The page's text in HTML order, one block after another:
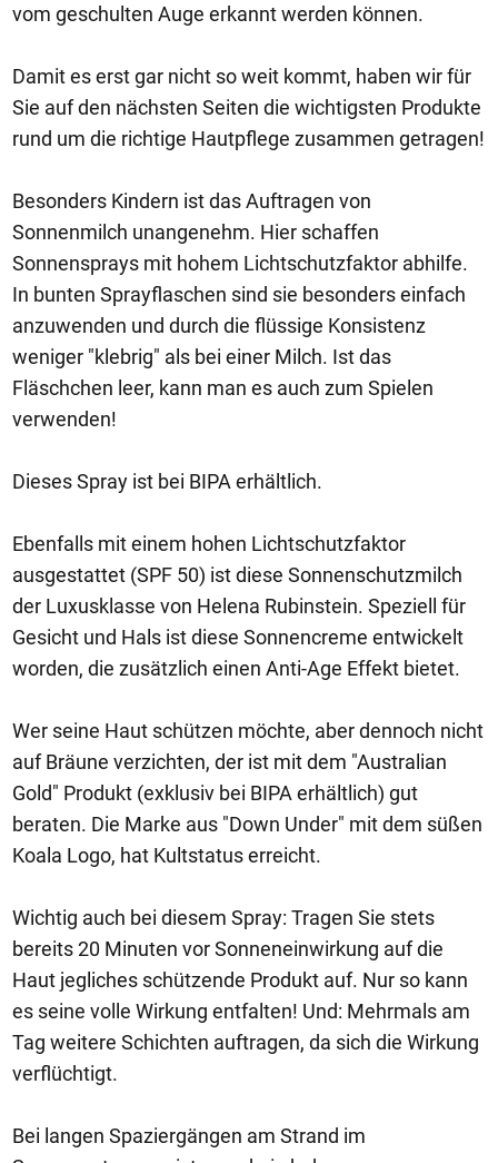
vom geschulten Auge erkannt werden können.
Damit es erst gar nicht so weit kommt, haben wir für
Sie auf den nächsten Seiten die wichtigsten Produkte
rund um die richtige Hautpflege zusammen getragen!
Besonders Kindern ist das Auftragen von
Sonnenmilch unangenehm. Hier schaffen
Sonnensprays mit hohem Lichtschutzfaktor abhilfe.
In bunten Sprayflaschen sind sie besonders einfach
anzuwenden und durch die flüssige Konsistenz
weniger "klebrig" als bei einer Milch. Ist das
Fläschchen leer, kann man es auch zum Spielen
verwenden!
Dieses Spray ist bei BIPA erhältlich.
Ebenfalls mit einem hohen Lichtschutzfaktor
ausgestattet (SPF 50) ist diese Sonnenschutzmilch
der Luxusklasse von Helena Rubinstein. Speziell für
Gesicht und Hals ist diese Sonnencreme entwickelt
worden, die zusätzlich einen Anti-Age Effekt bietet.
Wer seine Haut schützen möchte, aber dennoch nicht
auf Bräune verzichten, der ist mit dem "Australian
Gold" Produkt (exklusiv bei BIPA erhältlich) gut
beraten. Die Marke aus "Down Under" mit dem süßen
Koala Logo, hat Kultstatus erreicht.
Wichtig auch bei diesem Spray: Tragen Sie stets
bereits 20 Minuten vor Sonneneinwirkung auf die
Haut jegliches schützende Produkt auf. Nur so kann
es seine volle Wirkung entfalten! Und: Mehrmals am
Tag weitere Schichten auftragen, da sich die Wirkung
verflüchtigt.
Bei langen Spaziergängen am Strand im